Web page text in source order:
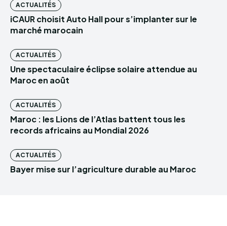
ACTUALITÉS
iCAUR choisit Auto Hall pour s’implanter sur le
marché marocain
ACTUALITÉS
Une spectaculaire éclipse solaire attendue au
Maroc en août
ACTUALITÉS
Maroc : les Lions de l’Atlas battent tous les
records africains au Mondial 2026
ACTUALITÉS
Bayer mise sur l’agriculture durable au Maroc